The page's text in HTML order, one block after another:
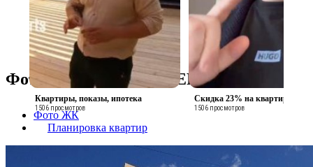
Квартиры, показы, ипотека
1506 просмотров
Скидка 23% на квартиры
1506 просмотров
Фотографии 🏠 РИВЬЕРА
Фото ЖК
Планировка квартир